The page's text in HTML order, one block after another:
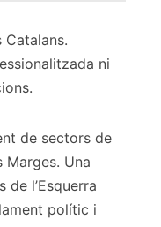
Catalans.
ni
de sectors de
Una
l’Esquerra
polític i